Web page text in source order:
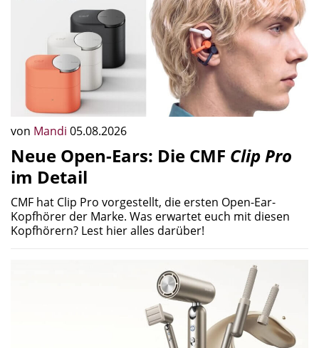
von Mandi 05.08.2026
Neue Open-Ears: Die CMF Clip Pro
im Detail
CMF hat Clip Pro vorgestellt, die ersten Open-Ear-
Kopfhörer der Marke. Was erwartet euch mit diesen
Kopfhörern? Lest hier alles darüber!